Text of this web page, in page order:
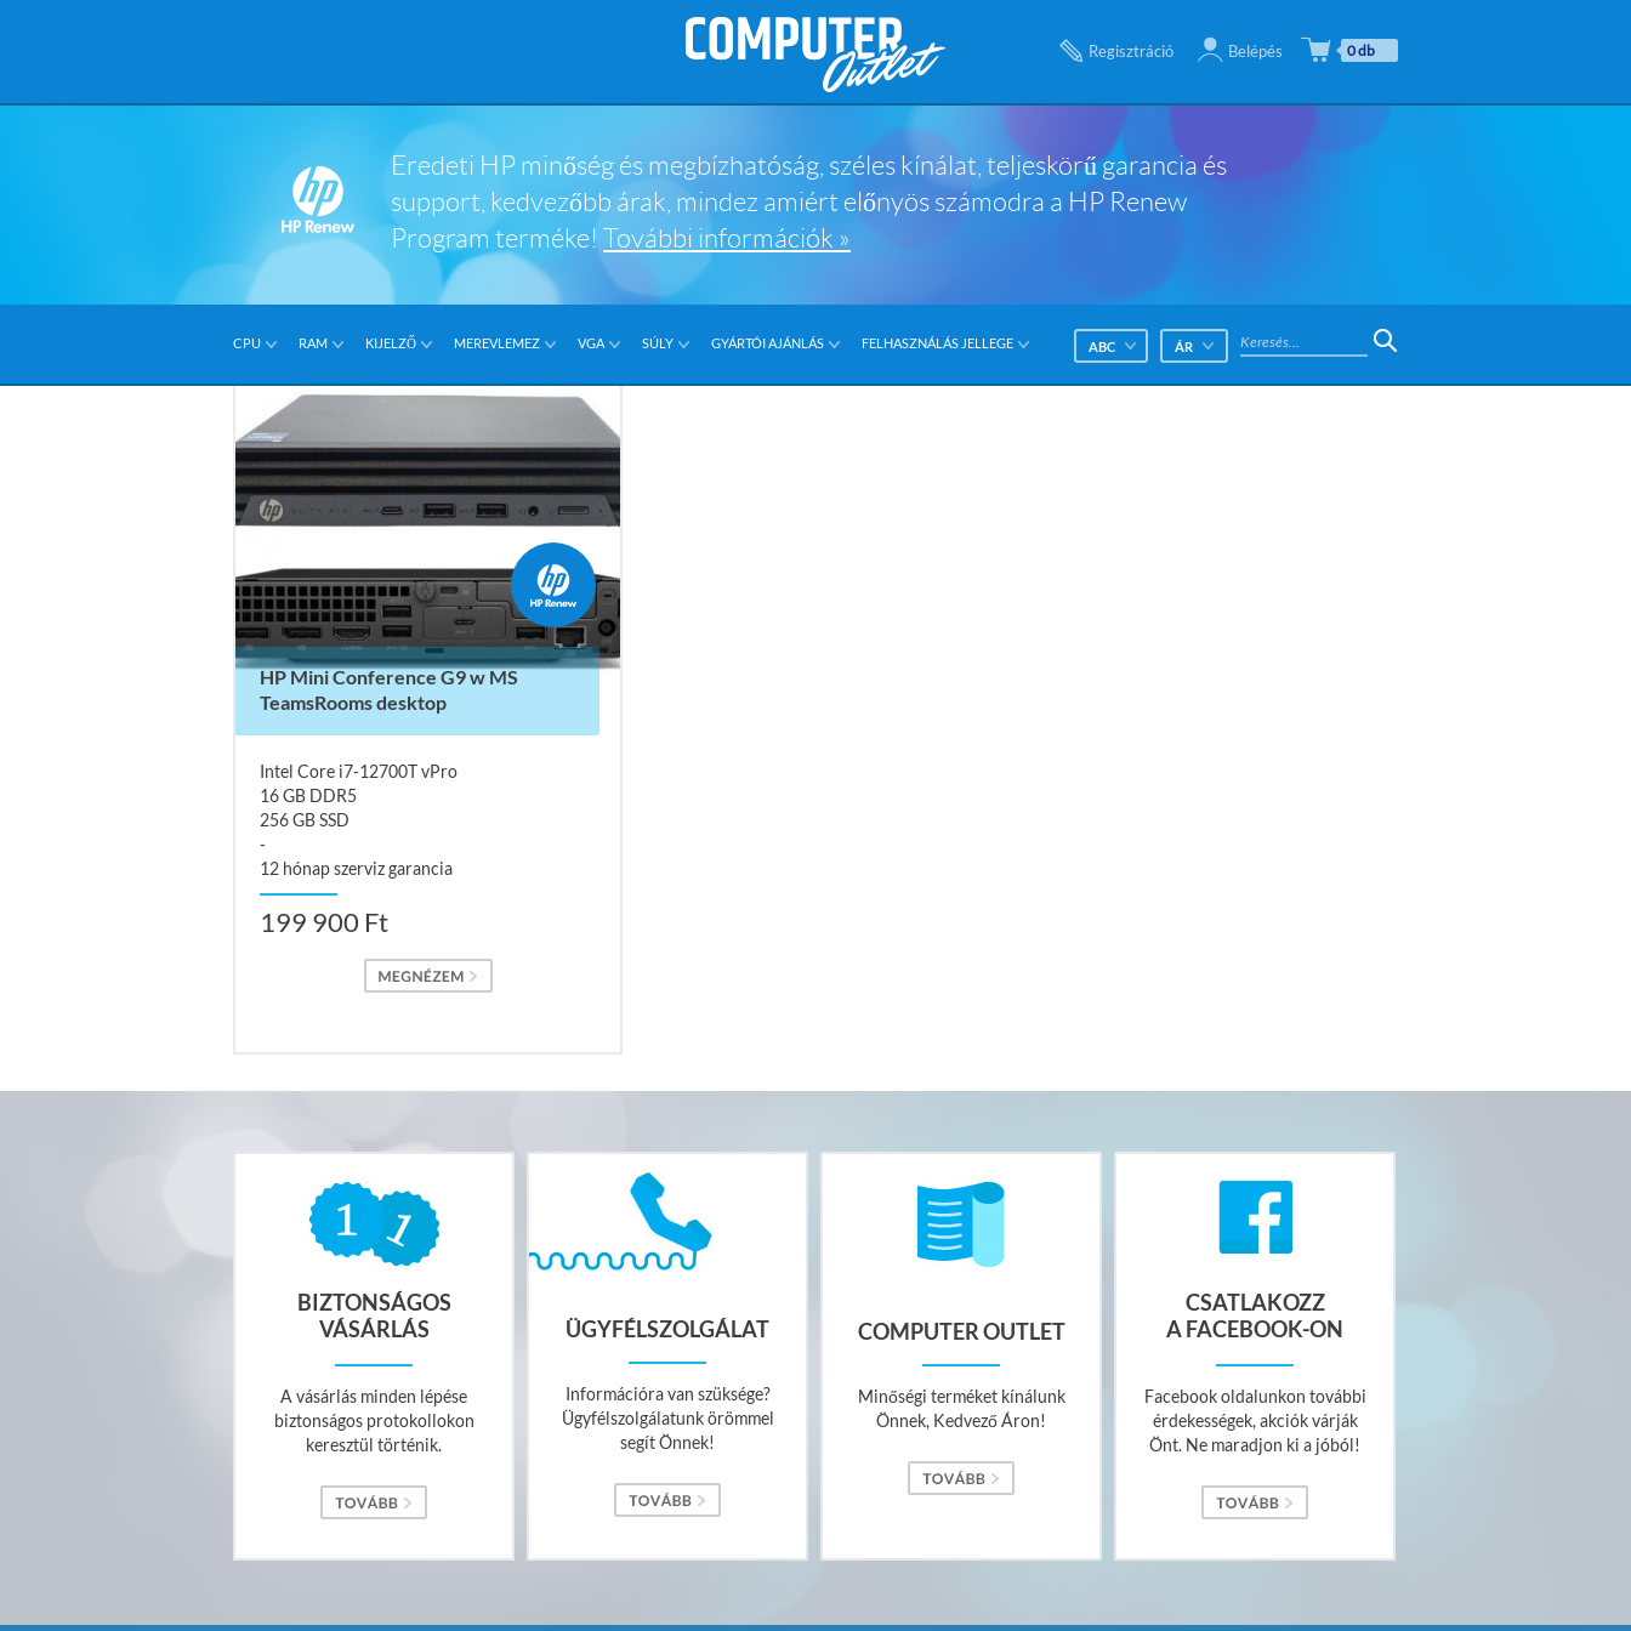
0 db
Belépés
Regisztráció
Eredeti HP minőség és megbízhatóság, széles kínálat, teljeskörű garancia és
support, kedvezőbb árak, mindez amiért előnyös számodra a HP Renew
Program terméke! További információk »
CPU RAM KIJELZŐ MEREVLEMEZ VGA SÚLY GYÁRTÓI AJÁNLÁS FELHASZNÁLÁS JELLEGE ABC ÁR
HP Mini Conference G9 w MS
TeamsRooms desktop
Intel Core i7-12700T vPro
16 GB DDR5
256 GB SSD
-
12 hónap szerviz garancia
199 900 Ft
BIZTONSÁGOS
VÁSÁRLÁS
A vásárlás minden lépése
biztonságos protokollokon
keresztül történik.
ÜGYFÉLSZOLGÁLAT
Információra van szüksége?
Ügyfélszolgálatunk örömmel
segít Önnek!
COMPUTER OUTLET
Minőségi terméket kínálunk
Önnek, Kedvező Áron!
CSATLAKOZZ
A FACEBOOK-ON
Facebook oldalunkon további
érdekességek, akciók várják
Önt. Ne maradjon ki a jóból!